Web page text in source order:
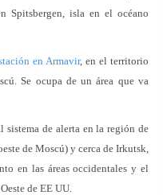
Spitsbergen, isla en el océano
en Armavir, en el territorio
Se ocupa de un área que va
sistema de alerta en la región de
de Moscú) y cerca de Irkutsk,
en las áreas occidentales y el
de EE UU.